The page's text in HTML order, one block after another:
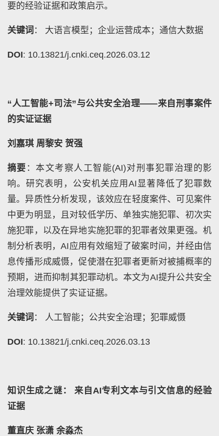
要的经验证据和政策启示。
关键词 ： 大语言模型；企业运营成本；通信大数据
DOI: 10.13821/j.cnki.ceq.2026.03.12
“人工智能+司法”与公共安全治理——来自刑事案件
的实证证据
刘嘉琪 周黎安 贺强
摘要 ：本文考察人工智能(AI)对刑事犯罪治理的影
响。研究表明，公安机关应用AI显著降低了犯罪数
量。异质性分析发现，该效应在轻度案件、可见案件
中更为明显，且对较低学历、单独实施犯罪、初次实
施犯罪，以及在异地实施犯罪的犯罪者效果更强。机
制分析表明，AI应用有效缩短了破案时间，并经由信
息传播形成威慑，促使潜在犯罪者更新对被捕概率的
预期，进而抑制其犯罪动机。本文为AI提升公共安全
治理效能提供了实证证据。
关键词 ： 人工智能；公共安全治理；犯罪威慑
DOI: 10.13821/j.cnki.ceq.2026.03.13
知识生成之谜： 来自AI专利文本与引文信息的经验
证据
董直庆 张潇 余淼杰